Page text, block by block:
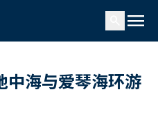
menu
中海与爱琴海环游